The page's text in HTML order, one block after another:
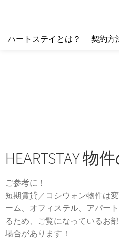
ハートステイとは？ 契約方
HEARTSTAY 物
ご参考に！
短期賃貸／コシウォン物件は
ーム、オフィステル、アパー
るため、ご覧になっているお
場合があります！